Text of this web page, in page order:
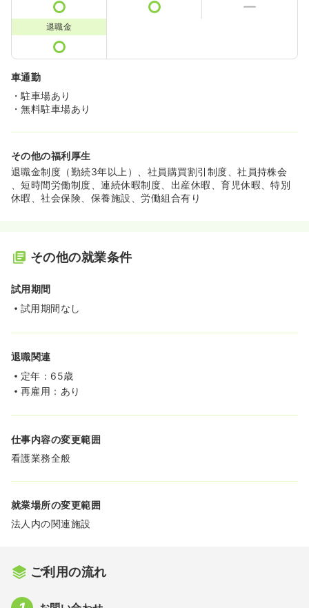
退職金
車通勤
・駐車場あり
・無料駐車場あり
その他の福利厚生
退職金制度（勤続3年以上）、社員購買割引制度、社員持株会
、短時間労働制度、連続休暇制度、出産休暇、育児休暇、特別
休暇、社会保険、保養施設、労働組合有り
その他の就業条件
試用期間
試用期間なし
退職関連
定年：65歳
再雇用：あり
仕事内容の変更範囲
看護業務全般
就業場所の変更範囲
法人内の関連施設
ご利用の流れ